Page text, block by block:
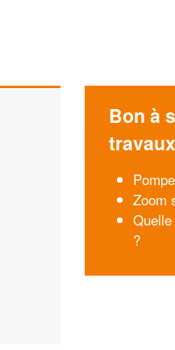
Bon à
travaux
Zoom
?